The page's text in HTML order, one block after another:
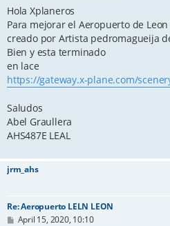
s
Hola Xplaneros
Para mejorar el Aeropuerto de
creado por Artista pedromagueija
Bien y esta terminado
en lace
https://gateway.x-plane.com/
Saludos
Abel Graullera
AHS487E LEAL
jrm_ahs
Re: Aeropuerto LELN LEON
PApril 15, 2020, 10:10